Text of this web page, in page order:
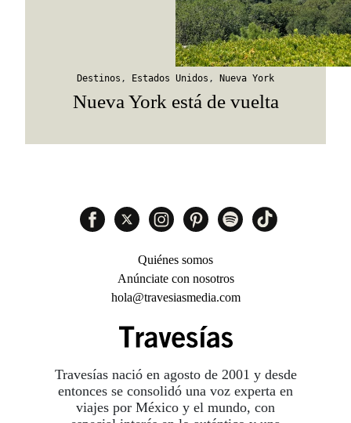
Destinos , Estados Unidos , Nueva York
Nueva York está de vuelta
Travesías nació en agosto de 2001 y desde
entonces se consolidó una voz experta en
viajes por México y el mundo, con
Quiénes somos
Anúnciate con nosotros
hola@travesiasmedia.com